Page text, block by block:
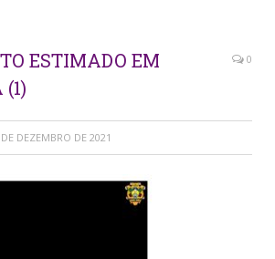
ESTIMADO EM
0
DEZEMBRO DE 2021